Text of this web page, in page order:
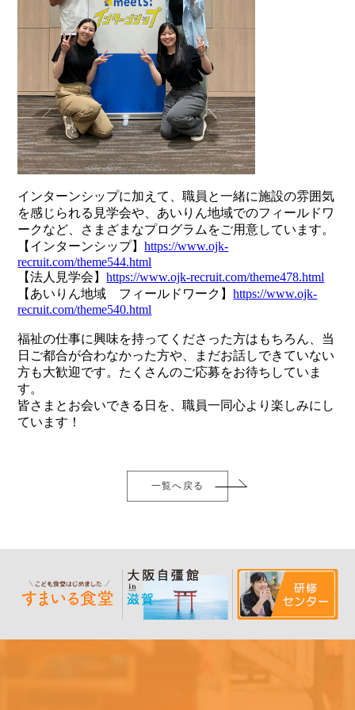
インターンシップに加えて、職員と一緒に施設の雰囲気
を感じられる見学会や、あいりん地域でのフィールドワ
ークなど、さまざまなプログラムをご用意しています。
【インターンシップ】https://www.ojk-
recruit.com/theme544.html
【法人見学会】https://www.ojk-recruit.com/theme478.html
【あいりん地域 フィールドワーク】https://www.ojk-
recruit.com/theme540.html
福祉の仕事に興味を持ってくださった方はもちろん、当
日ご都合が合わなかった方や、まだお話しできていない
方も大歓迎です。たくさんのご応募をお待ちしていま
す。
皆さまとお会いできる日を、職員一同心より楽しみにし
ています！
一覧へ戻る